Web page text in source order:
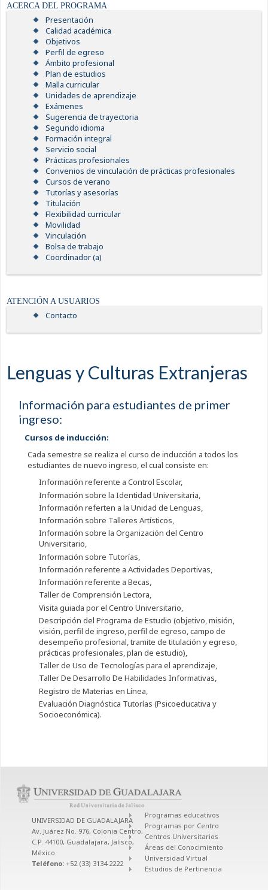
ACERCA DEL PROGRAMA
Presentación
Calidad académica
Objetivos
Perfil de egreso
Ámbito profesional
Plan de estudios
Malla curricular
Unidades de aprendizaje
Exámenes
Sugerencia de trayectoria
Segundo idioma
Formación integral
Servicio social
Prácticas profesionales
Convenios de vinculación de prácticas profesionales
Cursos de verano
Tutorías y asesorías
Titulación
Flexibilidad curricular
Movilidad
Vinculación
Bolsa de trabajo
Coordinador (a)
ATENCIÓN A USUARIOS
Contacto
Lenguas y Culturas Extranjeras
Información para estudiantes de primer
ingreso:
Cursos de inducción:
Cada semestre se realiza el curso de inducción a todos los
estudiantes de nuevo ingreso, el cual consiste en:
Información referente a Control Escolar,
Información sobre la Identidad Universitaria,
Información referten a la Unidad de Lenguas,
Información sobre Talleres Artísticos,
Información sobre la Organización del Centro
Universitario,
Información sobre Tutorías,
Información referente a Actividades Deportivas,
Información referente a Becas,
Taller de Comprensión Lectora,
Visita guiada por el Centro Universitario,
Descripción del Programa de Estudio (objetivo, misión,
visión, perfil de ingreso, perfil de egreso, campo de
desempeño profesional, tramite de titulación y egreso,
prácticas profesionales, plan de estudio),
Taller de Uso de Tecnologías para el aprendizaje,
Taller De Desarrollo De Habilidades Informativas,
Registro de Materias en Línea,
Evaluación Diagnóstica Tutorías (Psicoeducativa y
Socioeconómica).
UNIVERSIDAD DE GUADALAJARA
Av. Juárez No. 976, Colonia Centro,
C.P. 44100, Guadalajara, Jalisco,
México
Teléfono: +52 (33) 3134 2222
Programas educativos
Programas por Centro
Centros Universitarios
Áreas del Conocimiento
Universidad Virtual
Estudios de Pertinencia